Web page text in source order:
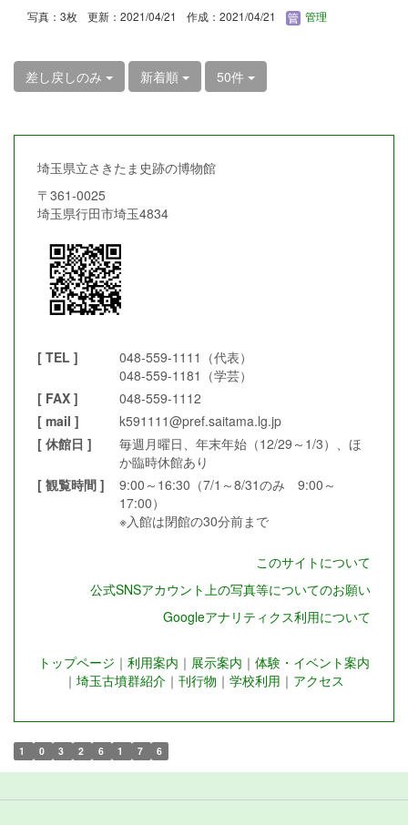
写真：3枚 更新：2021/04/21 作成：2021/04/21 管理
差し戻しのみ 新着順 50件
埼玉県立さきたま史跡の博物館
〒361-0025
埼玉県行田市埼玉4834
[ TEL ]
048-559-1111（代表）
048-559-1181（学芸）
[ FAX ]
048-559-1112
[ mail ]
k591111@pref.saitama.lg.jp
[ 休館日 ]
毎週月曜日、年末年始（12/29～1/3）、ほ
か臨時休館あり
[ 観覧時間 ]
9:00～16:30（7/1～8/31のみ 9:00～
17:00）
※入館は閉館の30分前まで
このサイトについて
公式SNSアカウント上の写真等についてのお願い
Googleアナリティクス利用について
トップページ ｜ 利用案内 ｜ 展示案内 ｜ 体験・イベント案内
｜ 埼玉古墳群紹介 ｜ 刊行物 ｜ 学校利用 ｜ アクセス
1 0 3 2 6 1 7 6